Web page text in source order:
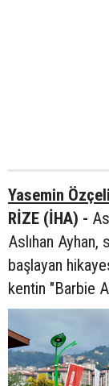
Yasemin
RİZE (İHA) -
Aslıhan
başlayan
kentin "Barbie